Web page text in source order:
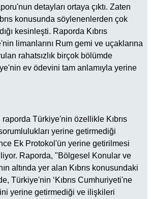
detayları ortaya çıktı. Zaten
konusunda söylenenlerden çok
kesinleşti. Raporda Kıbrıs
limanlarını Rum gemi ve uçaklarına
rahatsızlık birçok bölümde
ev ödevini tam anlamıyla yerine
Türkiye'nin özellikle Kıbrıs
yerine getirmediği
Ek Protokol'ün yerine getirilmesi
Raporda, "Bölgesel Konular ve
altında yer alan Kıbrıs konusundaki
Türkiye'nin ‘Kıbrıs Cumhuriyeti'ne
yerine getirmediği ve ilişkileri